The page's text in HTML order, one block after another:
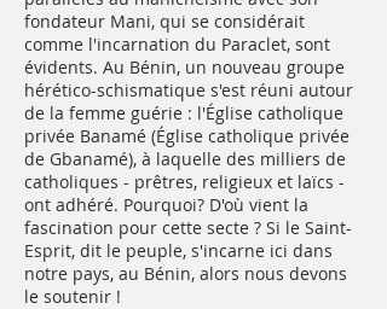
fondateur Mani, qui se considérait
comme l'incarnation du Paraclet, sont
évidents. Au Bénin, un nouveau groupe
hérético-schismatique s'est réuni autour
de la femme guérie : l'Église catholique
privée Banamé (Église catholique privée
de Gbanamé), à laquelle des milliers de
catholiques - prêtres, religieux et laïcs -
ont adhéré. Pourquoi? D'où vient la
fascination pour cette secte ? Si le Saint-
Esprit, dit le peuple, s'incarne ici dans
notre pays, au Bénin, alors nous devons
le soutenir !